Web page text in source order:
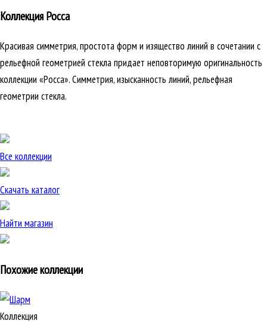
Коллекция Росса
Красивая симметрия, простота форм и изящество линий в сочетании с
рельефной геометрией стекла придает неповторимую оригинальность
коллекции «Росса». Симметрия, изысканность линий, рельефная
геометрии стекла.
Все коллекции
Скачать каталог
Найти магазин
Похожие коллекции
Коллекция